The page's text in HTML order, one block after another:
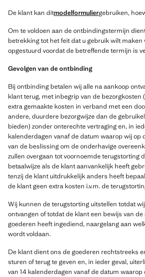
De klant kan ditmodelformuliergebruiken,
Om te voldoen aan de ontbindingstermijn
betrekking tot het feit dat u gebruik wilt
opgestuurd voordat de betreffende termijn is
Gevolgen van de ontbinding
Bij ontbinding betalen wij alle na aankoop
klant terug, met inbegrip van de bezorgkosten
extra gemaakte kosten in verband met een
andere, duurdere bezorgwijze dan de
bieden) zonder onterechte vertraging en, in
kalenderdagen vanaf de datum waarop wij op
van de beslissing om de onderhavige
zullen overgaan tot voornoemde terugstorting
betaalwijze als de klant aanvankelijk heeft
tenzij de klant uitdrukkelijk anders heeft
de klant geen extra kosten i.v.m. de
Wij kunnen de terugstorting uitstellen totdat
ontvangen of totdat de klant een bewijs van
goederen heeft ingediend, naargelang aan
wordt voldaan.
De klant dient ons de goederen rechtstreeks
sturen of terug te geven en, in ieder geval,
van 14 kalenderdagen vanaf de datum